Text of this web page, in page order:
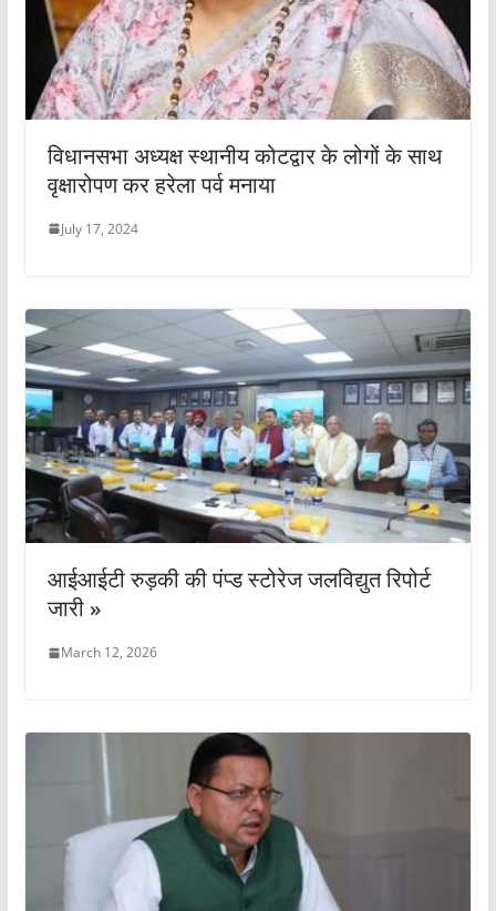
विधानसभा अध्यक्ष स्थानीय कोटद्वार के लोगों के साथ
वृक्षारोपण कर हरेला पर्व मनाया
July 17, 2024
आईआईटी रुड़की की पंप्ड स्टोरेज जलविद्युत रिपोर्ट
जारी »
March 12, 2026